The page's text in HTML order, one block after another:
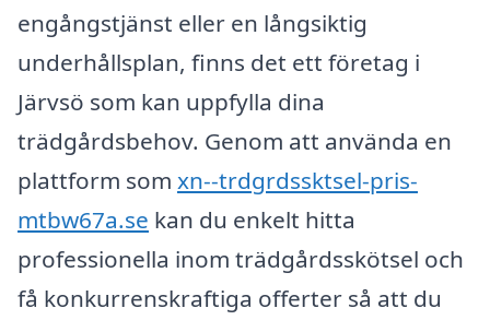
engångstjänst eller en långsiktig
underhållsplan, finns det ett företag i
Järvsö som kan uppfylla dina
trädgårdsbehov. Genom att använda en
plattform som xn--trdgrdssktsel-pris-
mtbw67a.se kan du enkelt hitta
professionella inom trädgårdsskötsel och
få konkurrenskraftiga offerter så att du